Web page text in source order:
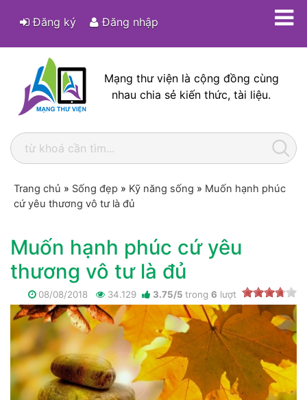
Đăng ký Đăng nhập
Mạng thư viện là cộng đồng cùng
nhau chia sẻ kiến thức, tài liệu.
Trang chủ » Sống đẹp » Kỹ năng sống » Muốn hạnh phúc
cứ yêu thương vô tư là đủ
Muốn hạnh phúc cứ yêu
thương vô tư là đủ
08/08/2018 34.129 3.75/5 trong 6 lượt